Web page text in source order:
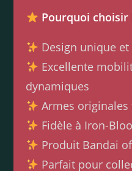
Pourquoi choisir
Design unique
Excellente
dynamiques
Armes
Fidèle à Iron-
Produit Bandai
Parfait pour